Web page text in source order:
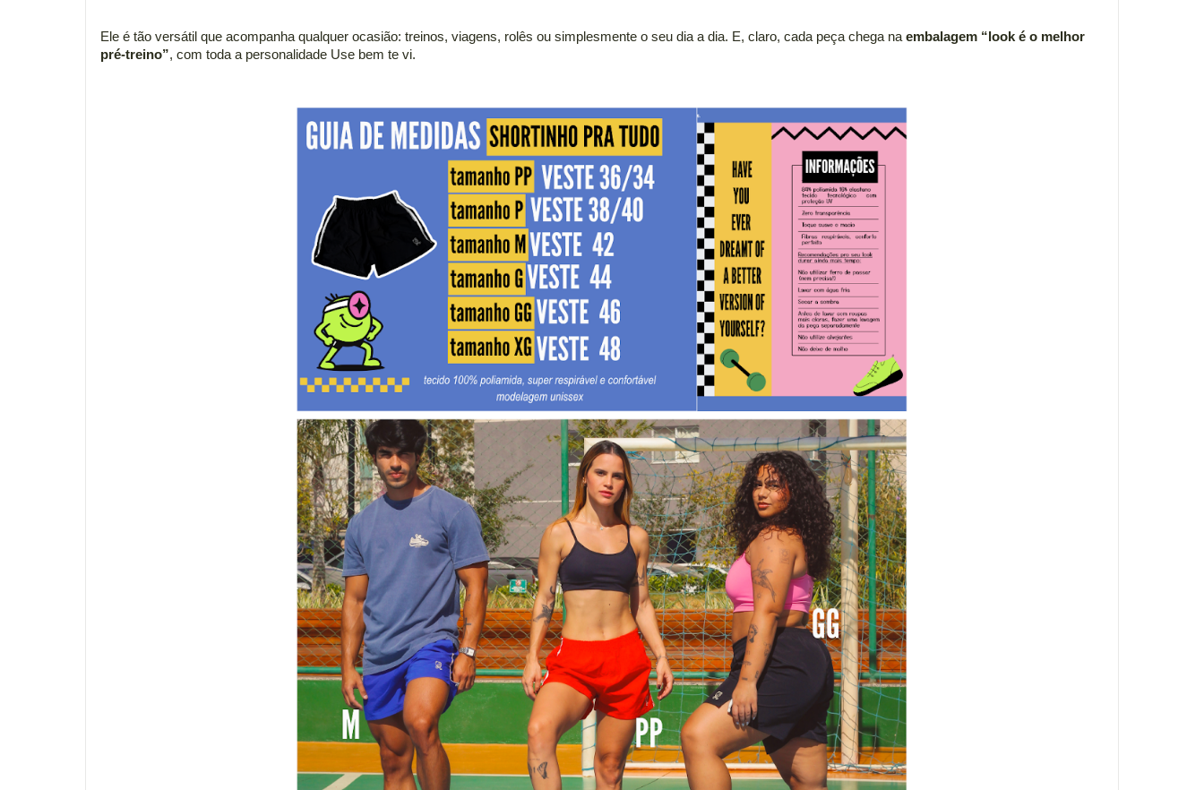
Ele é tão versátil que acompanha qualquer ocasião: treinos, viagens, rolês ou simplesmente o seu dia a dia. E, claro, cada peça chega na embalagem “look é o melhor
pré-treino”, com toda a personalidade Use bem te vi.